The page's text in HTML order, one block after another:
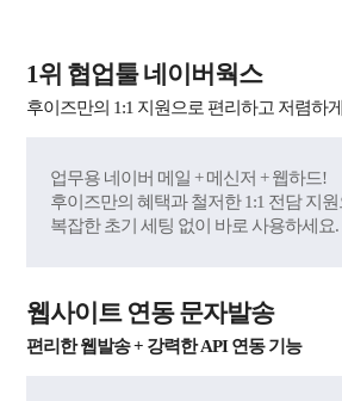
1위 협업툴 네이버웍스
후이즈만의 1:1 지원으로 편리하고 저렴하
업무용 네이버 메일 + 메신저 + 웹하드!
후이즈만의 혜택과 철저한 1:1 전담 지원
복잡한 초기 세팅 없이 바로 사용하세요.
웹사이트 연동 문자발송
편리한 웹발송 + 강력한 API 연동 기능